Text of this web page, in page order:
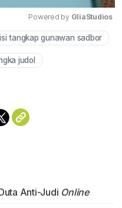
Mute
Powered by GliaStudios
tangkap gunawan sadbor
judol
Anti-Judi Online